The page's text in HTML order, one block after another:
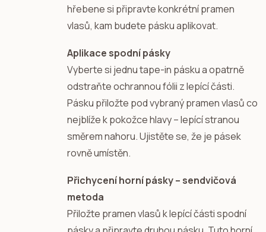
hřebene si připravte konkrétní pramen
vlasů, kam budete pásku aplikovat.
Aplikace spodní pásky
Vyberte si jednu tape-in pásku a opatrně
odstraňte ochrannou fólii z lepící části.
Pásku přiložte pod vybraný pramen vlasů co
nejblíže k pokožce hlavy – lepící stranou
směrem nahoru. Ujistěte se, že je pásek
rovně umístěn.
Přichycení horní pásky – sendvičová
metoda
Přiložte pramen vlasů k lepící části spodní